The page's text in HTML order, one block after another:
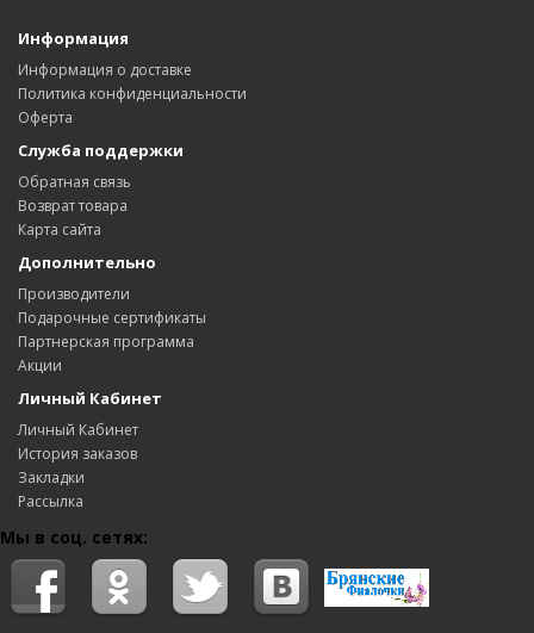
Информация
Информация о доставке
Политика конфиденциальности
Оферта
Служба поддержки
Обратная связь
Возврат товара
Карта сайта
Дополнительно
Производители
Подарочные сертификаты
Партнерская программа
Акции
Личный Кабинет
Личный Кабинет
История заказов
Закладки
Рассылка
Мы в соц. сетях: